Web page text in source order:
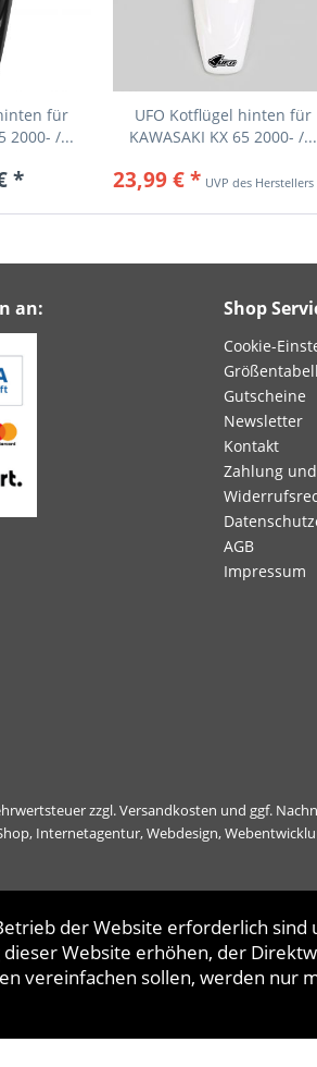
für
2000- /...
*
UFO Kotflügel hinten für
KAWASAKI KX 65 2000- /...
23,99 € *
an: Shop
Cookie-
Gutscheine
Newsletter
Kontakt
Zahlung
AGB
Impressum
zzgl.Versandkosten und ggf.
Internetagentur, Webdesign,
der Website erforderlich sind
Website erhöhen, der
vereinfachen sollen, werden nur